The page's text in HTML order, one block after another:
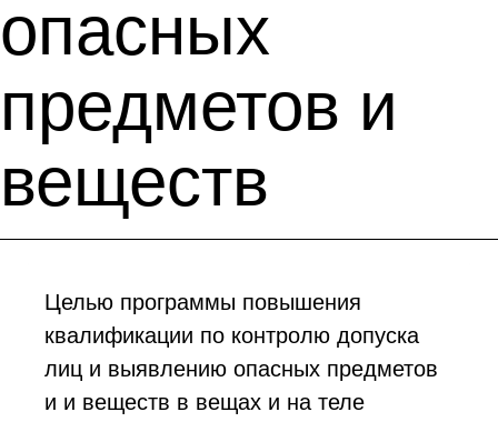
опасных
предметов и
веществ
Целью программы повышения
квалификации по контролю допуска
лиц и выявлению опасных предметов
и и веществ в вещах и на теле